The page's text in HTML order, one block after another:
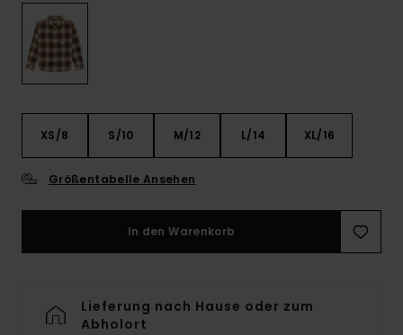
XS/8 S/10 M/12 L/14 XL/16
Größentabelle Ansehen
In den Warenkorb
Lieferung nach Hause oder zum
Abholort